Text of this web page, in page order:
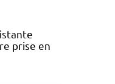
prise en